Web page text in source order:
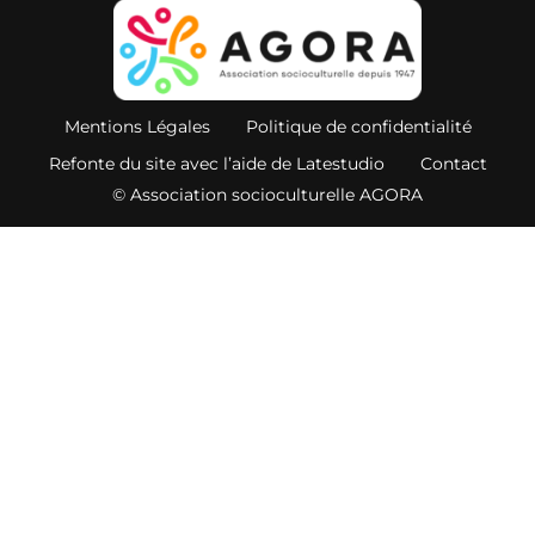
Mentions Légales
Politique de confidentialité
Refonte du site avec l’aide de Latestudio
Contact
© Association socioculturelle AGORA